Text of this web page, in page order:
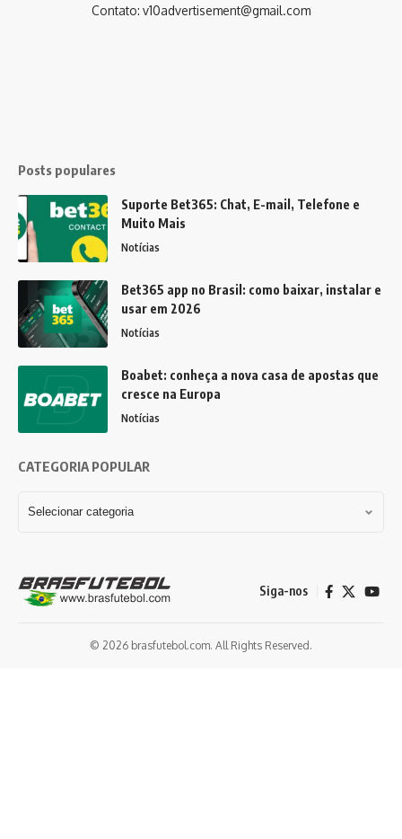
Contato: v10advertisement@gmail.com
Posts populares
Suporte Bet365: Chat, E-mail, Telefone e
Muito Mais
Notícias
Bet365 app no Brasil: como baixar, instalar e
usar em 2026
Notícias
Boabet: conheça a nova casa de apostas que
cresce na Europa
Notícias
CATEGORIA POPULAR
Siga-nos
© 2026 brasfutebol.com. All Rights Reserved.